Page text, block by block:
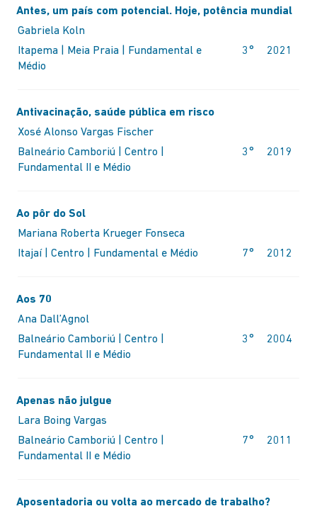
Antes, um país com potencial. Hoje, potência mundial
Gabriela Koln
Itapema | Meia Praia | Fundamental e
Médio
3° 2021
Antivacinação, saúde pública em risco
Xosé Alonso Vargas Fischer
Balneário Camboriú | Centro |
Fundamental II e Médio
3° 2019
Ao pôr do Sol
Mariana Roberta Krueger Fonseca
Itajaí | Centro | Fundamental e Médio
7° 2012
Aos 70
Ana Dall’Agnol
Balneário Camboriú | Centro |
Fundamental II e Médio
3° 2004
Apenas não julgue
Lara Boing Vargas
Balneário Camboriú | Centro |
Fundamental II e Médio
7° 2011
Aposentadoria ou volta ao mercado de trabalho?